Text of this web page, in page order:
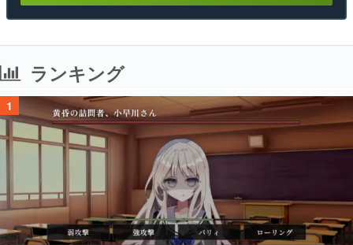
ランキング
1